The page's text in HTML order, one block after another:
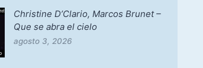
Christine D’Clario, Marcos Brunet –
Que se abra el cielo
agosto 3, 2026